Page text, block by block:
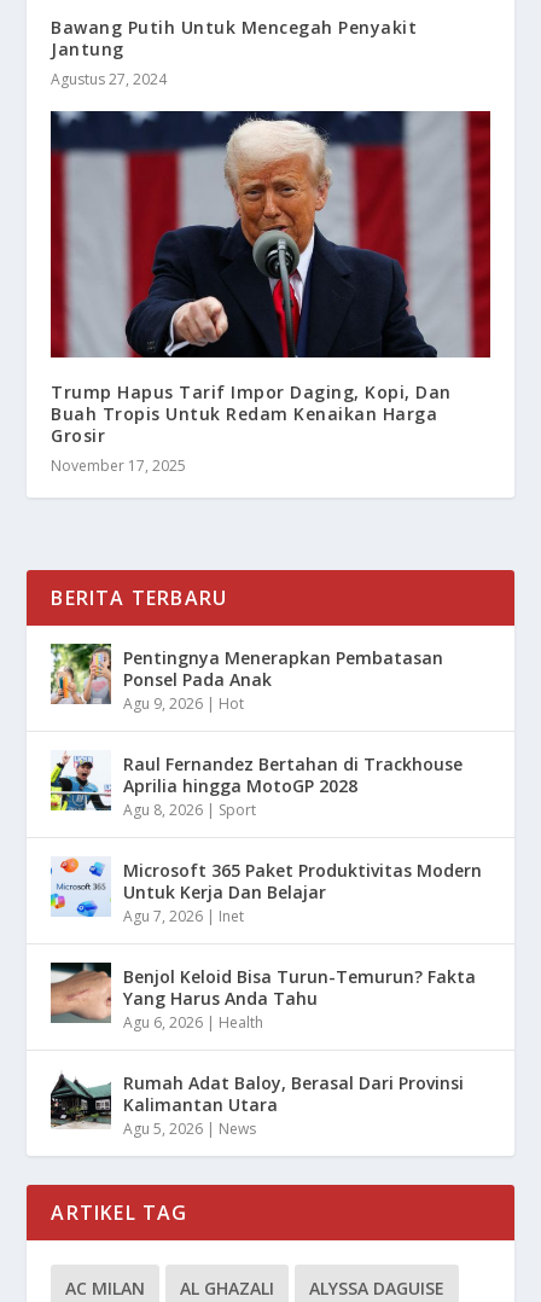
Bawang Putih Untuk Mencegah Penyakit
Jantung
Agustus 27, 2024
Trump Hapus Tarif Impor Daging, Kopi, Dan
Buah Tropis Untuk Redam Kenaikan Harga
Grosir
November 17, 2025
BERITA TERBARU
Pentingnya Menerapkan Pembatasan
Ponsel Pada Anak
Agu 9, 2026 | Hot
Raul Fernandez Bertahan di Trackhouse
Aprilia hingga MotoGP 2028
Agu 8, 2026 | Sport
Microsoft 365 Paket Produktivitas Modern
Untuk Kerja Dan Belajar
Agu 7, 2026 | Inet
Benjol Keloid Bisa Turun-Temurun? Fakta
Yang Harus Anda Tahu
Agu 6, 2026 | Health
Rumah Adat Baloy, Berasal Dari Provinsi
Kalimantan Utara
Agu 5, 2026 | News
ARTIKEL TAG
AC MILAN AL GHAZALI ALYSSA DAGUISE